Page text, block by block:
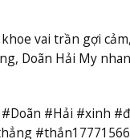
vai trần gợi
Doãn Hải My
#Doãn #Hải #xinh